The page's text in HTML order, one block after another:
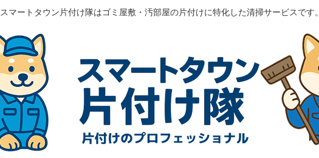
スマートタウン片付け隊はゴミ屋敷・汚部屋の片付けに特化した清掃サービスです。